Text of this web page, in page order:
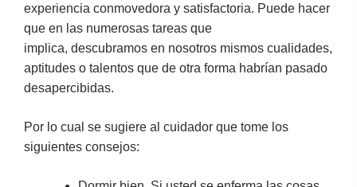
experiencia conmovedora y satisfactoria. Puede hacer
que en las numerosas tareas que
implica, descubramos en nosotros mismos cualidades,
aptitudes o talentos que de otra forma habrían pasado
desapercibidas.
Por lo cual se sugiere al cuidador que tome los
siguientes consejos: